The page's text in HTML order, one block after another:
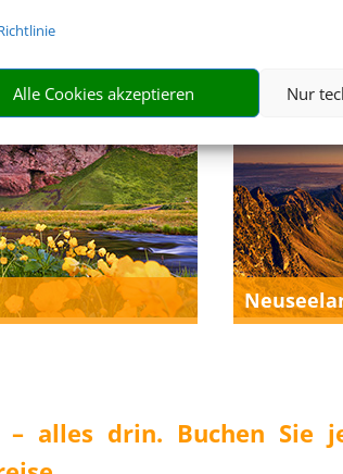
Alle Cookies akzeptieren Nur
– alles drin. Buchen Sie